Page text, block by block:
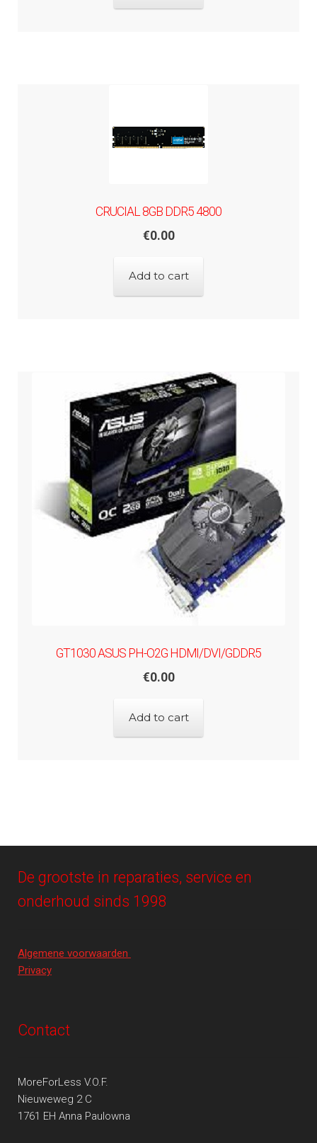
CRUCIAL 8GB DDR5 4800
€0.00
Add to cart
GT1030 ASUS PH-O2G HDMI/DVI/GDDR5
€0.00
Add to cart
De grootste in reparaties, service en
onderhoud sinds 1998
Algemene voorwaarden
Privacy
Contact
MoreForLess V.O.F.
Nieuweweg 2 C
1761 EH Anna Paulowna